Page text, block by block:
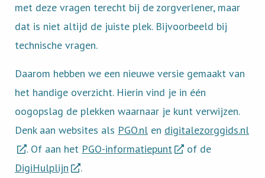
met deze vragen terecht bij de zorgverlener, maar
dat is niet altijd de juiste plek. Bijvoorbeeld bij
technische vragen.
Daarom hebben we een nieuwe versie gemaakt van
het handige overzicht. Hierin vind je in één
oogopslag de plekken waarnaar je kunt verwijzen.
Denk aan websites als PGO.nl en digitalezorggids.nl
. Of aan het PGO-informatiepunt
of de
DigiHulplijn
.